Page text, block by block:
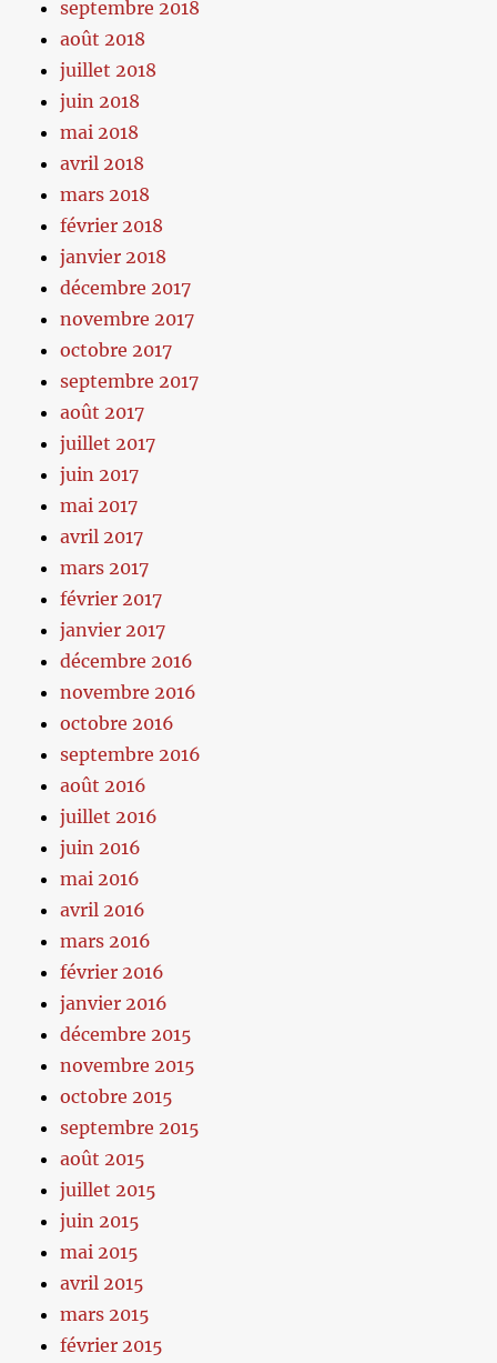
septembre 2018
août 2018
juillet 2018
juin 2018
mai 2018
avril 2018
mars 2018
février 2018
janvier 2018
décembre 2017
novembre 2017
octobre 2017
septembre 2017
août 2017
juillet 2017
juin 2017
mai 2017
avril 2017
mars 2017
février 2017
janvier 2017
décembre 2016
novembre 2016
octobre 2016
septembre 2016
août 2016
juillet 2016
juin 2016
mai 2016
avril 2016
mars 2016
février 2016
janvier 2016
décembre 2015
novembre 2015
octobre 2015
septembre 2015
août 2015
juillet 2015
juin 2015
mai 2015
avril 2015
mars 2015
février 2015